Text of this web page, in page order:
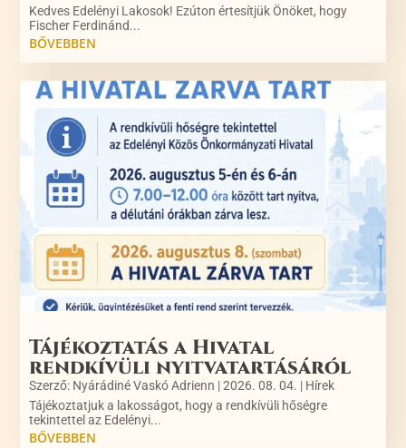
Kedves Edelényi Lakosok! Ezúton értesítjük Önöket, hogy
Fischer Ferdinánd...
BŐVEBBEN
Tájékoztatás a Hivatal
rendkívüli nyitvatartásáról
Szerző: Nyárádiné Vaskó Adrienn |2026. 08. 04. | Hírek
Tájékoztatjuk a lakosságot, hogy a rendkívüli hőségre
tekintettel az Edelényi...
BŐVEBBEN